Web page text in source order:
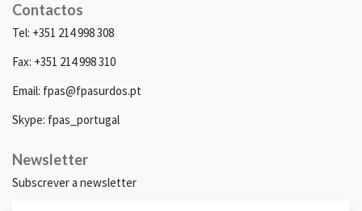
Contactos
Tel: +351 214 998 308
Fax: +351 214 998 310
Email: fpas@fpasurdos.pt
Skype: fpas_portugal
Newsletter
Subscrever a newsletter